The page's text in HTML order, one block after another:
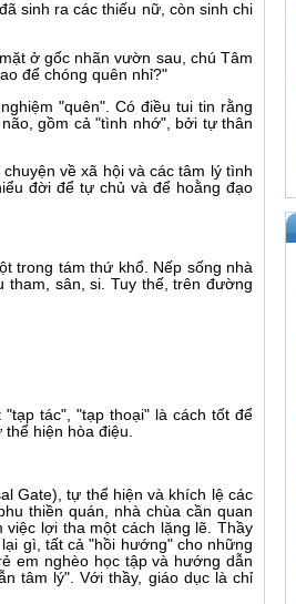
sinh ra các thiếu nữ, còn sinh chi
ở gốc nhãn vườn sau, chú Tâm
để chóng quên nhỉ?"
"quên". Có điều tui tin rằng
gồm cả "tình nhớ", bởi tự thân
về xã hội và các tâm lý tình
đời để tự chủ và để hoằng đạo
trong tám thứ khổ. Nếp sống nhà
tham, sân, si. Tuy thế, trên đường
tác", "tạp thoại" là cách tốt để
hiện hòa điệu.
Gate), tự thể hiện và khích lệ các
thiền quán, nhà chùa cần quan
lợi tha một cách lặng lẽ. Thầy
gì, tất cả "hồi hướng" cho những
em nghèo học tập và hướng dẫn
tâm lý". Với thầy, giáo dục là chỉ